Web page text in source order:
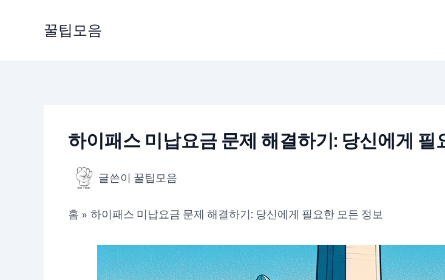
로
꿀팁모음
하이패스 미납요금 문제 해결하기: 당신에게 필
글쓴이 꿀팁모음
홈 하이패스 미납요금 문제 해결하기: 당신에게 필요한 모든 정보